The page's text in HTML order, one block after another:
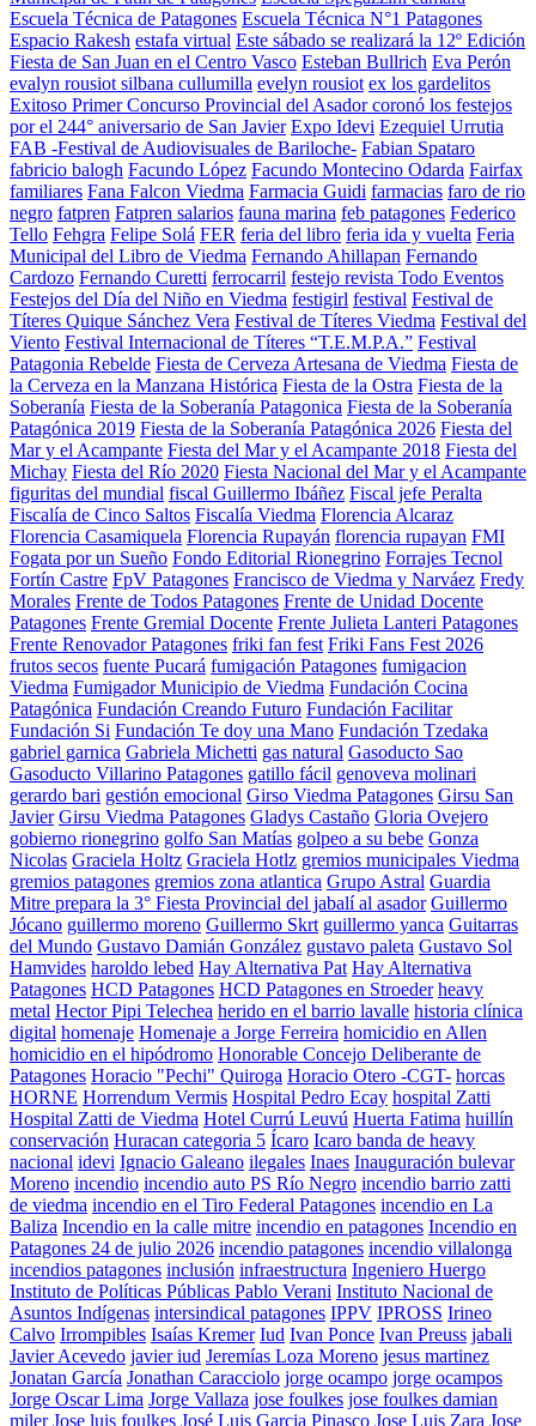
Escuela Técnica de Patagones Escuela Técnica N°1 Patagones
Espacio Rakesh estafa virtual Este sábado se realizará la 12º Edición
Fiesta de San Juan en el Centro Vasco Esteban Bullrich Eva Perón
evalyn rousiot silbana cullumilla evelyn rousiot ex los gardelitos
Exitoso Primer Concurso Provincial del Asador coronó los festejos
por el 244° aniversario de San Javier Expo Idevi Ezequiel Urrutia
FAB -Festival de Audiovisuales de Bariloche- Fabian Spataro
fabricio balogh Facundo López Facundo Montecino Odarda Fairfax
familiares Fana Falcon Viedma Farmacia Guidi farmacias faro de rio
negro fatpren Fatpren salarios fauna marina feb patagones Federico
Tello Fehgra Felipe Solá FER feria del libro feria ida y vuelta Feria
Municipal del Libro de Viedma Fernando Ahillapan Fernando
Cardozo Fernando Curetti ferrocarril festejo revista Todo Eventos
Festejos del Día del Niño en Viedma festigirl festival Festival de
Títeres Quique Sánchez Vera Festival de Títeres Viedma Festival del
Viento Festival Internacional de Títeres “T.E.M.P.A.” Festival
Patagonia Rebelde Fiesta de Cerveza Artesana de Viedma Fiesta de
la Cerveza en la Manzana Histórica Fiesta de la Ostra Fiesta de la
Soberanía Fiesta de la Soberanía Patagonica Fiesta de la Soberanía
Patagónica 2019 Fiesta de la Soberanía Patagónica 2026 Fiesta del
Mar y el Acampante Fiesta del Mar y el Acampante 2018 Fiesta del
Michay Fiesta del Río 2020 Fiesta Nacional del Mar y el Acampante
figuritas del mundial fiscal Guillermo Ibáñez Fiscal jefe Peralta
Fiscalía de Cinco Saltos Fiscalía Viedma Florencia Alcaraz
Florencia Casamiquela Florencia Rupayán florencia rupayan FMI
Fogata por un Sueño Fondo Editorial Rionegrino Forrajes Tecnol
Fortín Castre FpV Patagones Francisco de Viedma y Narváez Fredy
Morales Frente de Todos Patagones Frente de Unidad Docente
Patagones Frente Gremial Docente Frente Julieta Lanteri Patagones
Frente Renovador Patagones friki fan fest Friki Fans Fest 2026
frutos secos fuente Pucará fumigación Patagones fumigacion
Viedma Fumigador Municipio de Viedma Fundación Cocina
Patagónica Fundación Creando Futuro Fundación Facilitar
Fundación Si Fundación Te doy una Mano Fundación Tzedaka
gabriel garnica Gabriela Michetti gas natural Gasoducto Sao
Gasoducto Villarino Patagones gatillo fácil genoveva molinari
gerardo bari gestión emocional Girso Viedma Patagones Girsu San
Javier Girsu Viedma Patagones Gladys Castaño Gloria Ovejero
gobierno rionegrino golfo San Matías golpeo a su bebe Gonza
Nicolas Graciela Holtz Graciela Hotlz gremios municipales Viedma
gremios patagones gremios zona atlantica Grupo Astral Guardia
Mitre prepara la 3° Fiesta Provincial del jabalí al asador Guillermo
Jócano guillermo moreno Guillermo Skrt guillermo yanca Guitarras
del Mundo Gustavo Damián González gustavo paleta Gustavo Sol
Hamvides haroldo lebed Hay Alternativa Pat Hay Alternativa
Patagones HCD Patagones HCD Patagones en Stroeder heavy
metal Hector Pipi Telechea herido en el barrio lavalle historia clínica
digital homenaje Homenaje a Jorge Ferreira homicidio en Allen
homicidio en el hipódromo Honorable Concejo Deliberante de
Patagones Horacio "Pechi" Quiroga Horacio Otero -CGT- horcas
HORNE Horrendum Vermis Hospital Pedro Ecay hospital Zatti
Hospital Zatti de Viedma Hotel Currú Leuvú Huerta Fatima huillín
conservación Huracan categoria 5 Ícaro Icaro banda de heavy
nacional idevi Ignacio Galeano ilegales Inaes Inauguración bulevar
Moreno incendio incendio auto PS Río Negro incendio barrio zatti
de viedma incendio en el Tiro Federal Patagones incendio en La
Baliza Incendio en la calle mitre incendio en patagones Incendio en
Patagones 24 de julio 2026 incendio patagones incendio villalonga
incendios patagones inclusión infraestructura Ingeniero Huergo
Instituto de Políticas Públicas Pablo Verani Instituto Nacional de
Asuntos Indígenas intersindical patagones IPPV IPROSS Irineo
Calvo Irrompibles Isaías Kremer Iud Ivan Ponce Ivan Preuss jabali
Javier Acevedo javier iud Jeremías Loza Moreno jesus martinez
Jonatan García Jonathan Caracciolo jorge ocampo jorge ocampos
Jorge Oscar Lima Jorge Vallaza jose foulkes jose foulkes damian
miler Jose luis foulkes José Luis Garcia Pinasco Jose Luis Zara Jose